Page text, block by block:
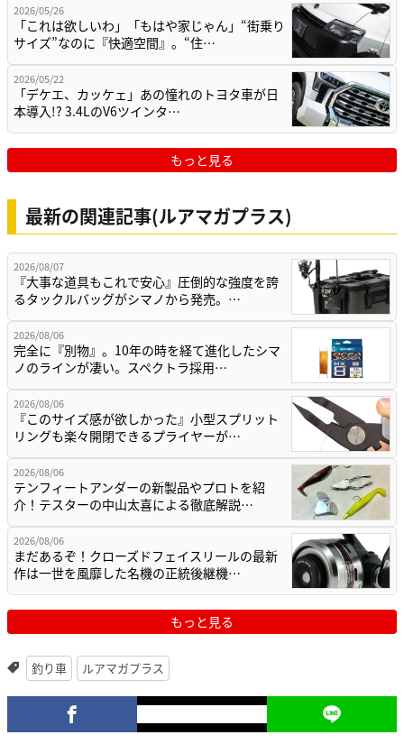
2026/05/26
「これは欲しいわ」「もはや家じゃん」“街乗り
サイズ”なのに『快適空間』。“住…
2026/05/22
「デケエ、カッケェ」あの憧れのトヨタ車が日
本導入!? 3.4LのV6ツインタ…
もっと見る
最新の関連記事(ルアマガプラス)
2026/08/07
『大事な道具もこれで安心』圧倒的な強度を誇
るタックルバッグがシマノから発売。…
2026/08/06
完全に『別物』。10年の時を経て進化したシマ
ノのラインが凄い。スペクトラ採用…
2026/08/06
『このサイズ感が欲しかった』小型スプリット
リングも楽々開閉できるプライヤーが…
2026/08/06
テンフィートアンダーの新製品やプロトを紹
介！テスターの中山太喜による徹底解説…
2026/08/06
まだあるぞ！クローズドフェイスリールの最新
作は一世を風靡した名機の正統後継機…
もっと見る
釣り車 ルアマガプラス